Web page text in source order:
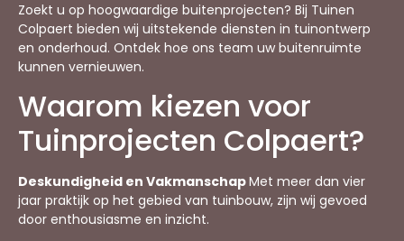
Zoekt u op hoogwaardige buitenprojecten? Bij Tuinen
Colpaert bieden wij uitstekende diensten in tuinontwerp
en onderhoud. Ontdek hoe ons team uw buitenruimte
kunnen vernieuwen.
Waarom kiezen voor
Tuinprojecten Colpaert?
Deskundigheid en VakmanschapMet meer dan vier
jaar praktijk op het gebied van tuinbouw, zijn wij gevoed
door enthousiasme en inzicht.